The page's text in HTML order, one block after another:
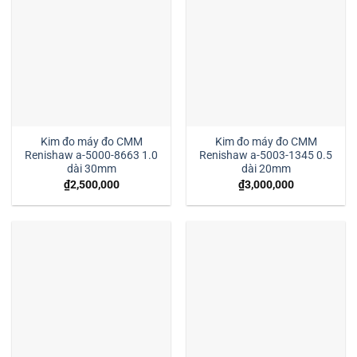
Kim đo máy đo CMM
Renishaw a-5000-8663 1.0
dài 30mm
₫2,500,000
Kim đo máy đo CMM
Renishaw a-5003-1345 0.5
dài 20mm
₫3,000,000